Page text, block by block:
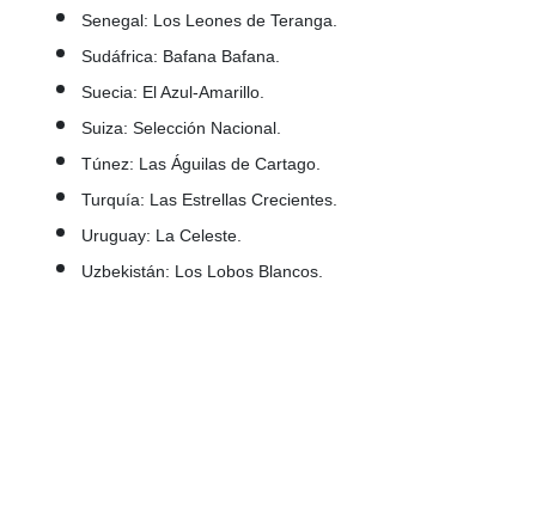
Senegal: Los Leones de Teranga.
Sudáfrica: Bafana Bafana.
Suecia: El Azul-Amarillo.
Suiza: Selección Nacional.
Túnez: Las Águilas de Cartago.
Turquía: Las Estrellas Crecientes.
Uruguay: La Celeste.
Uzbekistán: Los Lobos Blancos.